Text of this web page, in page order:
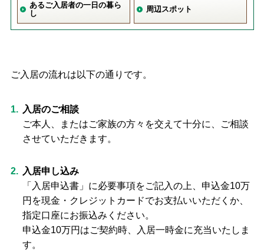
あるご入居者の一日の暮ら
し
周辺スポット
ご入居の流れは以下の通りです。
入居のご相談
ご本人、またはご家族の方々を交えて十分に、ご相談
させていただきます。
入居申し込み
「入居申込書」に必要事項をご記入の上、申込金10万
円を現金・クレジットカードでお支払いいただくか、
指定口座にお振込みください。
申込金10万円はご契約時、入居一時金に充当いたしま
す。